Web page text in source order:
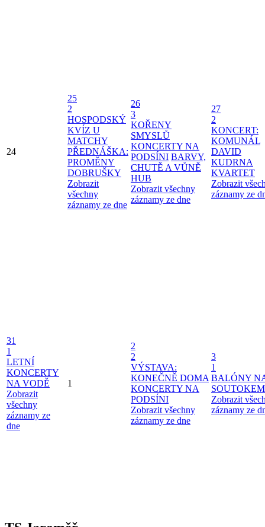
24
25
2
HOSPODSKÝ
KVÍZ U
MATCHY
PŘEDNÁŠKA:
PROMĚNY
DOBRUŠKY
Zobrazit
všechny
záznamy ze dne
26
3
KOŘENY
SMYSLŮ
KONCERTY NA
PODSÍNI BARVY,
CHUTĚ A VŮNĚ
HUB
Zobrazit všechny
záznamy ze dne
27
2
KONCERT:
KOMUNÁL
DAVID
KUDRNA
KVARTET
Zobrazit
záznamy ze
31
1
LETNÍ
KONCERTY
NA VODĚ
Zobrazit
všechny
záznamy ze
dne
1
2
2
VÝSTAVA:
KONEČNĚ DOMA
KONCERTY NA
PODSÍNI
Zobrazit všechny
záznamy ze dne
3
1
BALÓNY
SOUTOKEM
Zobrazit
záznamy ze